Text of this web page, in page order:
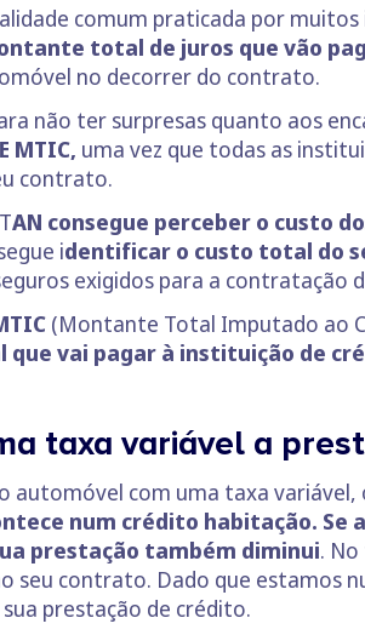
comum praticada por
total de juros que vão
no decorrer do contrato.
não ter surpresas quanto aos
MTIC, uma vez que todas as
contrato.
AN consegue perceber o custo
identificar o custo total do
exigidos para a contratação
(Montante Total Imputado ao
que vai pagar à instituição de
taxa variável a
automóvel com uma taxa variável,
num crédito habitação. Se
prestação também diminui.
seu contrato. Dado que estamos
prestação de crédito.